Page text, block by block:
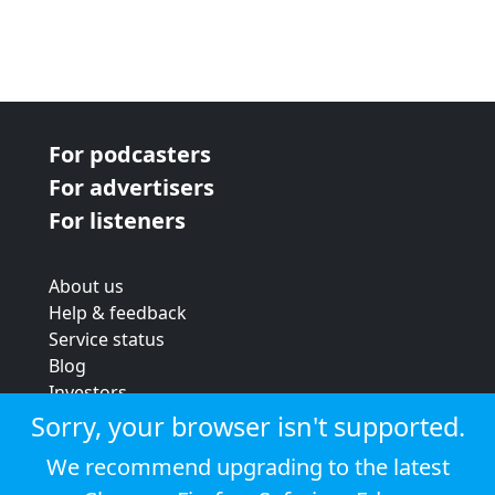
For podcasters
For advertisers
For listeners
About us
Help & feedback
Service status
Blog
Investors
Strategic review
Terms & conditions
Privacy policy
Sorry, your browser isn't supported.
We recommend upgrading to the latest